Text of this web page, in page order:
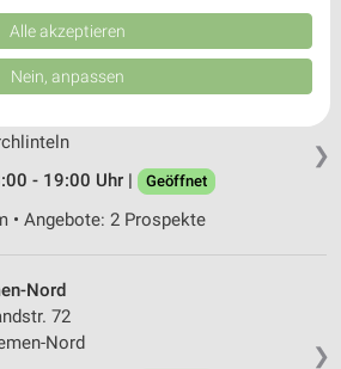
• Angebote: 1 Prospekt
❯
Baumarkt Kirchlinteln
- 19:00 Uhr |
Geöffnet
• Angebote: 2 Prospekte
❯
Nord
72
Nord
verschiedenen Quellen. Entwicklung und
Verwendung reduzierter Daten zur Auswahl
Union weitergegeben und in die
IAB-Anbieter)
Daten zur Auswahl von
Alle akzeptieren
Nein, anpassen